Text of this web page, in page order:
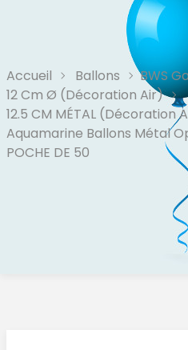
Accueil Ballons
BWS
12 Cm Ø (Décoration Air)
12.5 CM MÉTAL (décoration
Aquamarine Ballons Métal
POCHE DE 50